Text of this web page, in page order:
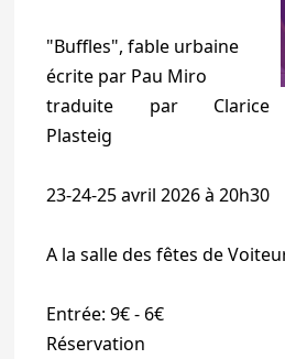
"Buffles", fable urbaine
écrite par Pau Miro
traduite par Clarice
Plasteig
23-24-25 avril 2026 à 20h30
A la salle des fêtes de
Entrée: 9€ - 6€